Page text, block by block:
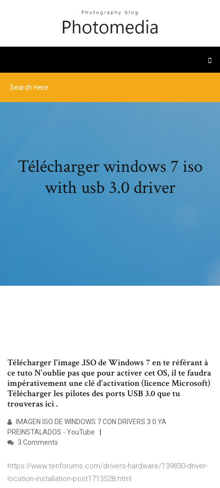
Télécharger windows 7 iso
with usb 3.0 driver
Télécharger l'image .ISO de Windows 7 en te référant à
ce tuto N'oublie pas que pour activer cet OS, il te faudra
impérativement une clé d'activation (licence Microsoft)
Télécharger les pilotes des ports USB 3.0 que tu
trouveras ici .
IMAGEN ISO DE WINDOWS 7 CON DRIVERS 3 0 YA
PREINSTALADOS - YouTube
3 Comments
https://www.tenforums.com/drivers-hardware/139830-driver-
location-installation-post1713528.html